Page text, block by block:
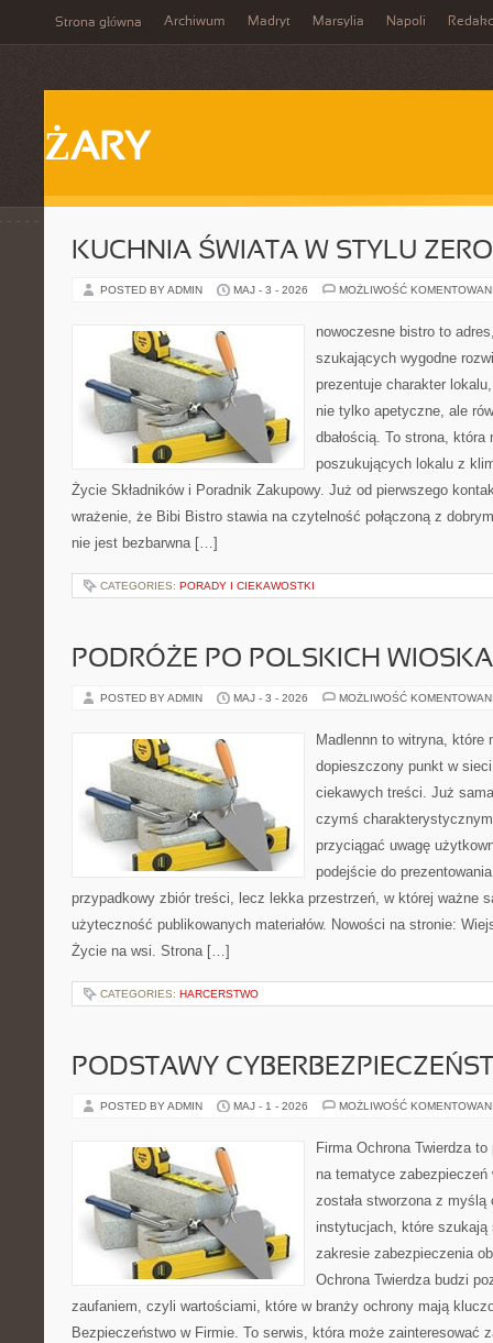
Strona główna Archiwum Madryt Marsylia Napoli
ŻARY
KUCHNIA ŚWIATA W STYLU
POSTED BY ADMIN MAJ - 3 - 2026 MOŻLIWOŚĆ
nowoczesne bistro to
szukających wygodne
prezentuje charakter
nie tylko apetyczne, ale
dbałością. To strona,
poszukujących lokalu z
Życie Składników i Poradnik Zakupowy. Już od pierwszego
wrażenie, że Bibi Bistro stawia na czytelność połączoną z
nie jest bezbarwna […]
CATEGORIES: PORADY I CIEKAWOSTKI
PODRÓŻE PO POLSKICH
POSTED BY ADMIN MAJ - 3 - 2026 MOŻLIWOŚĆ
Madlennn to witryna, które
dopieszczony punkt w
ciekawych treści. Już
czymś
przyciągać uwagę
podejście do
przypadkowy zbiór treści, lecz lekka przestrzeń, w której ważne
użyteczność publikowanych materiałów. Nowości na stronie:
Życie na wsi. Strona […]
CATEGORIES: HARCERSTWO
PODSTAWY
POSTED BY ADMIN MAJ - 1 - 2026 MOŻLIWOŚĆ
Firma Ochrona Twierdza
na tematyce
została stworzona z
instytucjach, które szukają
zakresie zabezpieczenia
Ochrona Twierdza budzi
zaufaniem, czyli wartościami, które w branży ochrony mają
Bezpieczeństwo w Firmie. To serwis, która może zainteresować